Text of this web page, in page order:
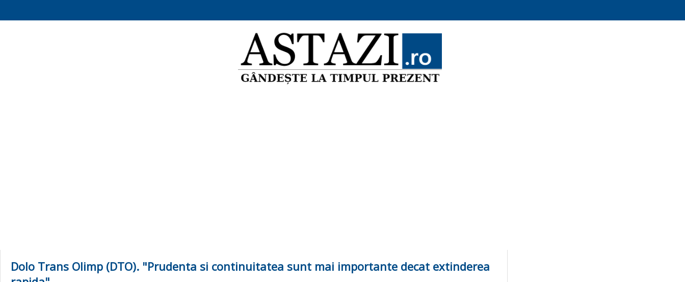
Dolo Trans Olimp (DTO). "Prudenta si continuitatea sunt mai importante decat extinderea